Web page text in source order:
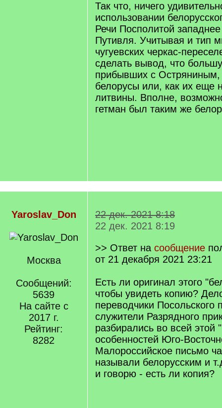
Так что, ничего
использовании
Речи Посполитой
Путивля. Учитывая и тип
чугуевских черкас-
сделать вывод, что
прибывших с Остряниным,
белорусы или, как их еще
литвины. Вполне,
гетман был таким же
Yaroslav_Don
Москва
Сообщений:
5639
На сайте с
2017 г.
Рейтинг:
8282
22 дек. 2021 8:18
22 дек. 2021 8:19
>> Ответ на сообщение
от 21 декабря 2021 23:21
Есть ли оригинал этого
чтобы увидеть копию?
переводчики Посольского
служители Разрядного
разбирались во всей этой
особенностей Юго-
Малороссийское письмо
называли белорусским и
и говорю - есть ли копия?